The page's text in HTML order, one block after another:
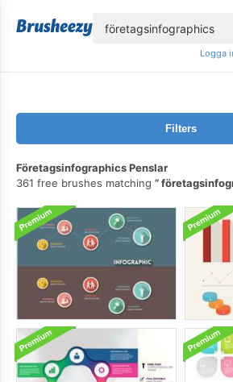
Logga
Filters
Företagsinfographics Penslar
361 free brushes matching